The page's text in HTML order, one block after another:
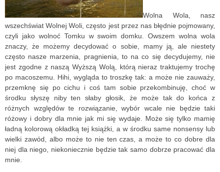
Wolna Wola, nasz
wszechświat Wolnej Woli, często jest przez nas błędnie pojmowany,
czyli jako wolnoć Tomku w swoim domku. Owszem wolna wola
znaczy, że możemy decydować o sobie, mamy ją, ale niestety
często nasze marzenia, pragnienia, to na co się decydujemy, nie
jest zgodne z naszą Wyższą Wolą, którą nieraz traktujemy trochę
po macoszemu.
Hihi, wygląda to troszkę tak: a może nie zauważy,
przemknę się po cichu i coś tam sobie przekombinuję, choć w
środku słyszę niby ten słaby głosik, że może tak do końca z
różnych względów te rozwiązanie, wybór wcale nie będzie taki
różowy i dobry dla mnie jak mi się wydaje. Może się tylko mamię
ładną kolorową okładką tej książki, a w środku same nonsensy lub
wielki zawód, albo może to nie ten czas, a może to co dobre dla
niej dla niego, niekoniecznie będzie tak samo dobrze pracować dla
mnie.